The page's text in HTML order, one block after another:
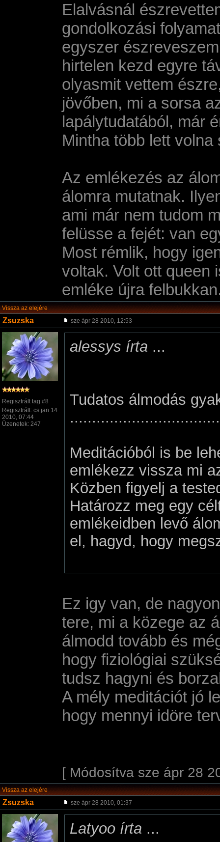
Elalvásnál
gondolkozási
egyszer
hirtelen kezd egyre
olyasmit vettem
jövőben, mi a sorsa
lapálytudatából, már
Mintha több lett
Az emlékezés az
álomra mutatnak.
ami már nem tudom
felüsse a fejét: van
Most rémlik, hogy
voltak. Volt ott queen
emléke újra
Vissza az elejére
Zsuzska sze ápr 28 2010, 12:53
Regisztrált tag #8
Regisztrált: cs jan 14
2010, 07:44
Üzenetek: 247
alessys írta ...
Tudatos álmodás
Meditációból is be
emlékezz vissza mi
Közben figyelj a
Határozz meg egy
emlékeidben levő
el, hagyd, hogy
Ez igy van, de
tere, mi a közege az
álmodd tovább és
hogy fiziológiai
tudsz hagyni és
A mély meditációt jó
hogy mennyi idöre
[ Módosítva sze ápr 28
Vissza az elejére
Zsuzska sze ápr 28 2010, 01:37
Latyoo írta ...